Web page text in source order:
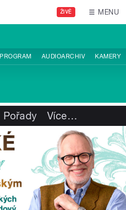
ŽIVĚ MENU
PROGRAM AUDIOARCHIV KAMERY
Pořady Více…